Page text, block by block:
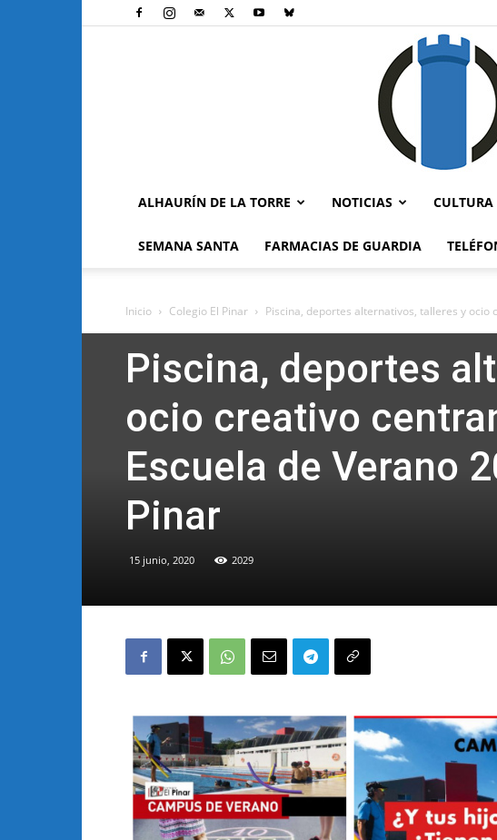
ALHAURÍN DE LA TORRE NOTICIAS CULTURA
SEMANA SANTA FARMACIAS DE GUARDIA
Inicio Colegio El Pinar Piscina, deportes alternativos, talleres y ocio
Piscina, deportes
ocio creativo
Escuela de Verano
Pinar
15 junio, 2020 2029